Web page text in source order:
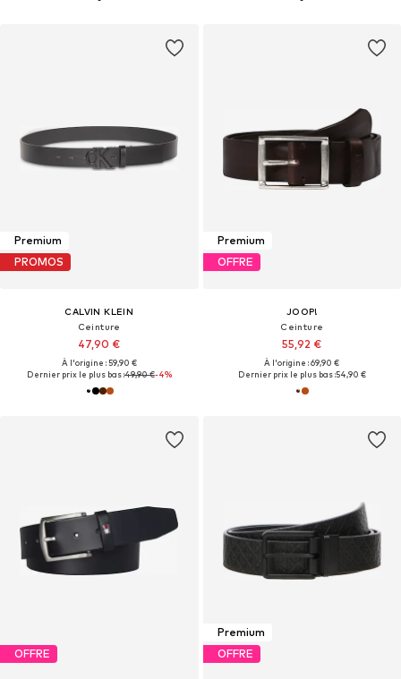
Premium
PROMOS
CALVIN KLEIN
Ceinture
47,90 €
À l'origine : 59,90 €
Dernier prix le plus bas :49,90 €-4%
Premium
OFFRE
JOOP!
Ceinture
55,92 €
À l'origine : 69,90 €
Dernier prix le plus bas :54,90 €
OFFRE
Premium
OFFRE